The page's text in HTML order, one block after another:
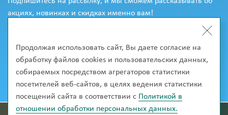
Продолжая использовать сайт, Вы даете согласие на
обработку файлов cookies и пользовательских данных,
собираемых посредством агрегаторов статистики
посетителей веб-сайтов, в целях ведения статистики
посещений сайта в соответствии с Политикой в
отношении обработки персональных данных.
акциях, новинках и скидках именно вам!